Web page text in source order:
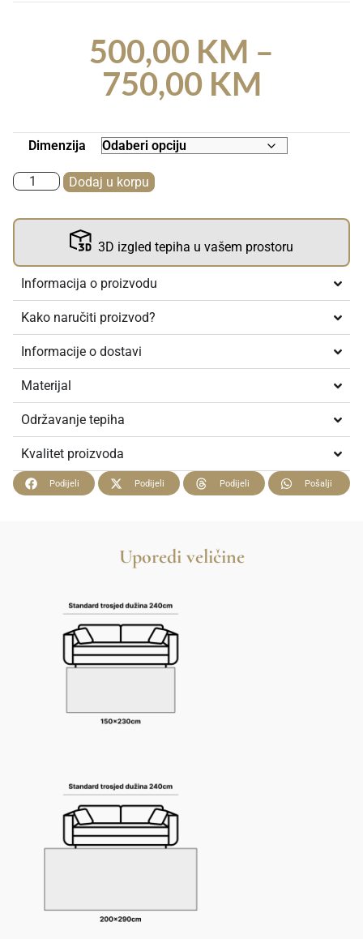
500,00 KM –
750,00 KM
Dimenzija
Dodaj u korpu
3D izgled tepiha u vašem prostoru
Informacija o proizvodu
Kako naručiti proizvod?
Informacije o dostavi
Materijal
Održavanje tepiha
Kvalitet proizvoda
Podijeli Podijeli Podijeli Pošalji
Uporedi veličine